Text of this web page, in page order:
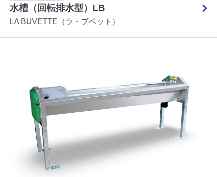
水槽（回転排水型）LB
LA BUVETTE（ラ・ブベット）